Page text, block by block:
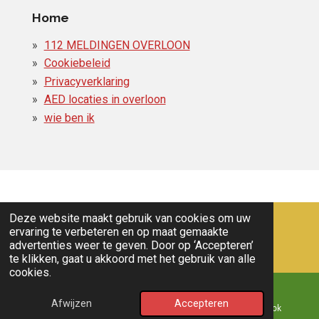
Deze website maakt gebruik van cookies om uw
ervaring te verbeteren en op maat gemaakte
advertenties weer te geven. Door op ‘Accepteren’
te klikken, gaat u akkoord met het gebruik van alle
cookies.
Afwijzen Accepteren
Home
112 MELDINGEN OVERLOON
Cookiebeleid
Privacyverklaring
AED locaties in overloon
wie ben ik
© 2011 - 2026 overloon nieuws
E-mailadres Kaart Facebook